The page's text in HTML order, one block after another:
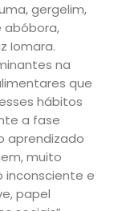
gergelim,
abóbora,
Iomara.
na
que
hábitos
a fase
aprendizado
muito
inconsciente e
papel